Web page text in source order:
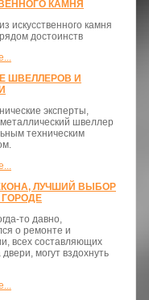
КАМНЯ
искусственного камня
достоинств
ШВЕЛЛЕРОВ И
эксперты,
швеллер
техническим
ЛУЧШИЙ ВЫБОР
то давно,
о ремонте и
всех составляющих
могут вздохнуть